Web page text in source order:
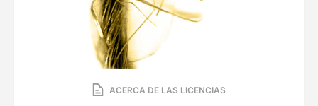
ACERCA DE LAS LICENCIAS